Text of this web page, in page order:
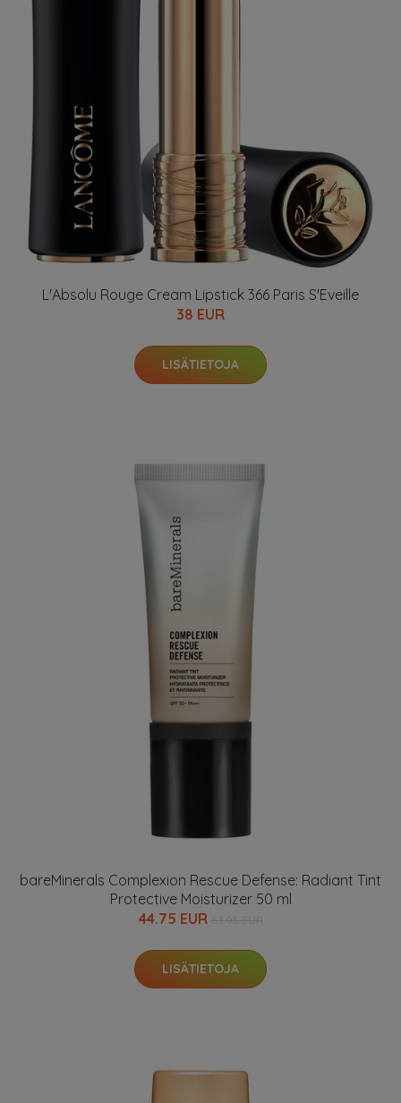
L'Absolu Rouge Cream Lipstick 366 Paris S'Eveille
38 EUR
LISÄTIETOJA
bareMinerals Complexion Rescue Defense: Radiant Tint
Protective Moisturizer 50 ml
44.75 EUR
LISÄTIETOJA